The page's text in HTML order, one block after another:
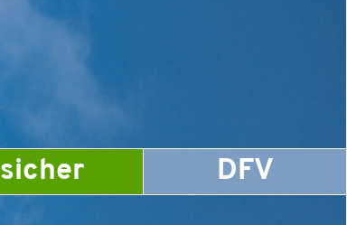
sicher DFV